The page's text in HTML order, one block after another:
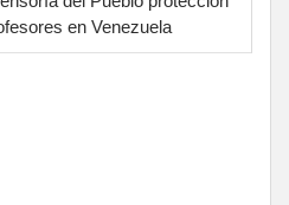
en Venezuela